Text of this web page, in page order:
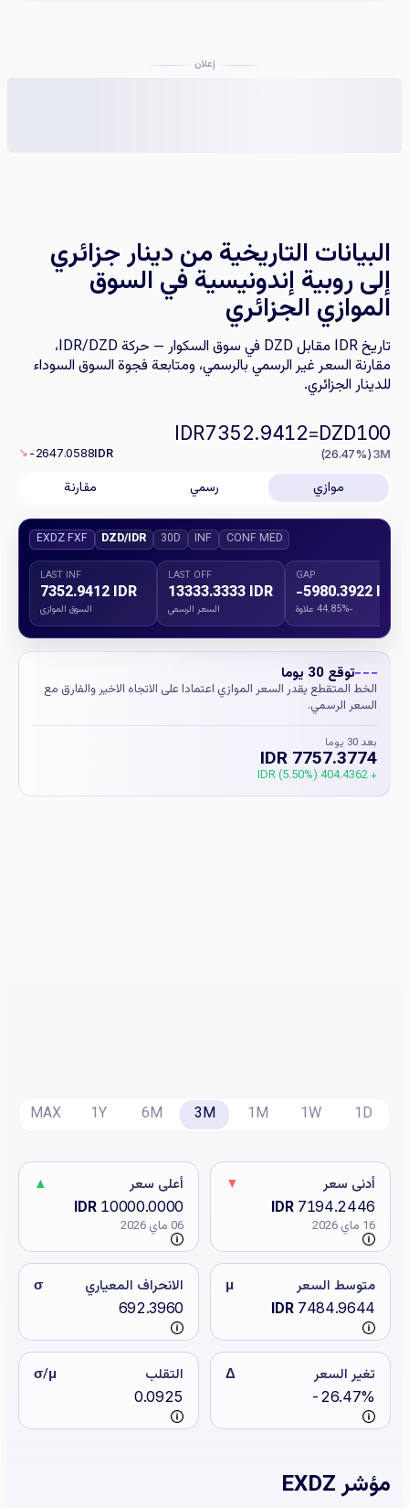
إعلان
البيانات التاريخية من دينار جزائري
إلى روبية إندونيسية في السوق
الموازي الجزائري
تاريخ IDR مقابل DZD في سوق السكوار — حركة IDR/DZD،
مقارنة السعر غير الرسمي بالرسمي، ومتابعة فجوة السوق السوداء
للدينار الجزائري.
100
DZD
=
7352.9412
IDR
3M
(26.47%)
-2647.0588IDR
↘
موازي رسمي مقارنة
EXDZ FXF DZD/IDR 30D INF CONF MED
LAST INF
7352.9412 IDR
السوق الموازي
LAST OFF
13333.3333 IDR
السعر الرسمي
GAP
-5980.3922 IDR
-44.85% علاوة
توقع 30 يوما
الخط المتقطع يقدر السعر الموازي اعتمادا على الاتجاه الاخير والفارق مع
السعر الرسمي.
بعد 30 يوما
7757.3774 IDR
+ 404.4362 IDR (5.50%)
1D
1W
1M
3M
6M
1Y
MAX
أدنى سعر ▼
7194.2446
IDR
16 ماي 2026
أعلى سعر ▲
10000.0000
06 ماي 2026
متوسط السعر μ
7484.9644
IDR
الانحراف المعياري σ
692.3960
تغير السعر Δ
-26.47%
التقلب σ/μ
0.0925
مؤشر EXDZ